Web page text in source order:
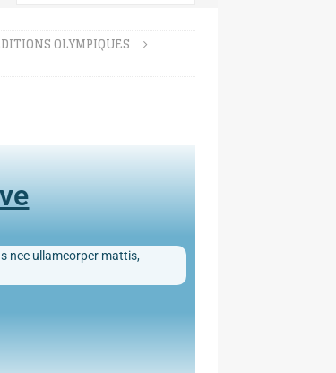
OLYMPIQUES
nec ullamcorper mattis,